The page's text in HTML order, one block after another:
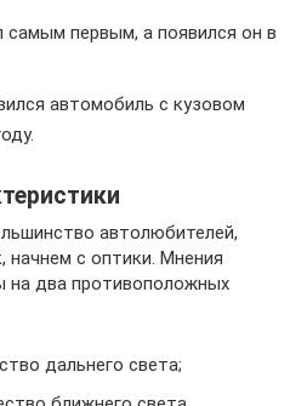
самым первым, а появился он в
автомобиль с кузовом
автолюбителей,
начнем с оптики. Мнения
на два противоположных
дальнего света;